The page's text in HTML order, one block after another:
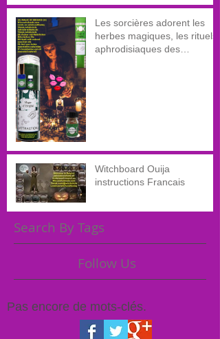
Les sorcières adorent les
herbes magiques, les rituels
aphrodisiaques des
Witchboard Ouija
instructions Francais
Search By Tags
Follow Us
Pas encore de mots-clés.